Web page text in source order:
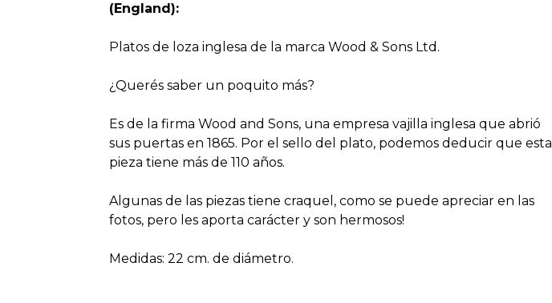
(England):
Platos de loza inglesa de la marca Wood & Sons Ltd.
¿Querés saber un poquito más?
Es de la firma Wood and Sons, una empresa vajilla inglesa que abrió
sus puertas en 1865. Por el sello del plato, podemos deducir que esta
pieza tiene más de 110 años.
Algunas de las piezas tiene craquel, como se puede apreciar en las
fotos, pero les aporta carácter y son hermosos!
Medidas: 22 cm. de diámetro.